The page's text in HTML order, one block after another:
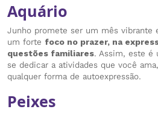
Aquário
Junho promete ser um mês vibrante
um forte foco no prazer, na
questões familiares. Assim, este é
se dedicar a atividades que você
qualquer forma de autoexpressão.
Peixes